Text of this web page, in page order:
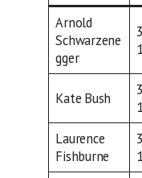
Arnold
Schwarzene
gger
Kate Bush
Laurence
Fishburne